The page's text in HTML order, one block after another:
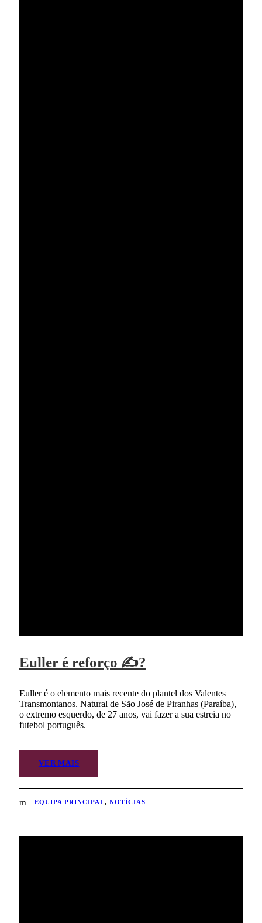
Euller é reforço ✍?
Euller é o elemento mais recente do plantel dos Valentes
Transmontanos. Natural de São José de Piranhas (Paraíba),
o extremo esquerdo, de 27 anos, vai fazer a sua estreia no
futebol português.
VER MAIS
EQUIPA PRINCIPAL, NOTÍCIAS